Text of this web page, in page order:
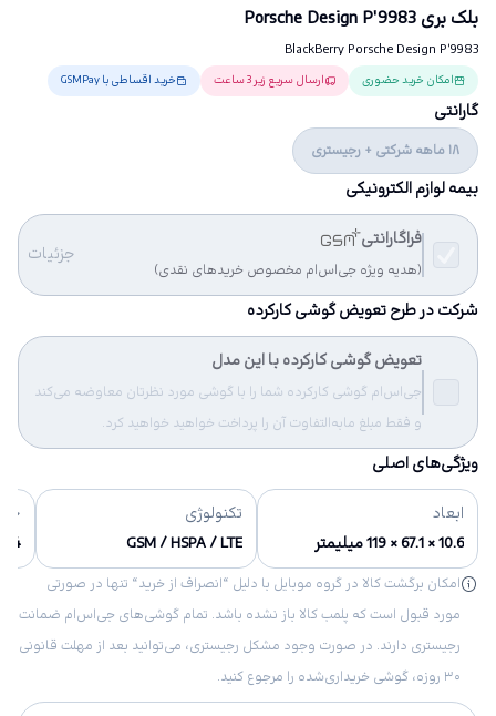
بلک بری Porsche Design P'9983
BlackBerry Porsche Design P'9983
امکان خرید حضوری ارسال سریع زیر 3 ساعت خرید اقساطی با GSMPay
گارانتی
18 ماهه شرکتی + رجیستری
بیمه لوازم الکترونیکی
فراگارانتی
(هدیه ویژه جی‌اس‌ام مخصوص خریدهای نقدی)
جزئیات
شرکت در طرح تعویض گوشی کارکرده
تعویض گوشی کارکرده با این مدل
جی‌اس‌ام گوشی کارکرده شما را با گوشی مورد نظرتان معاوضه می‌کند
و فقط مبلغ مابه‌التفاوت آن را پرداخت خواهید خواهید کرد.
ویژگی‌های اصلی
ابعاد
10.6 × 67.1 × 119 میلیمتر
تکنولوژی
GSM / HSPA / LTE
64 گیگابایت, 64 گیگابایت، 2 گیگابایت RAM
امکان برگشت کالا در گروه موبایل با دلیل “انصراف از خرید“ تنها در صورتی
مورد قبول است که پلمب کالا باز نشده باشد. تمام گوشی‌های جی‌اس‌ام ضمانت
رجیستری دارند. در صورت وجود مشکل رجیستری، می‌توانید بعد از مهلت قانونی
۳۰ روزه، گوشی خریداری‌شده را مرجوع کنید.